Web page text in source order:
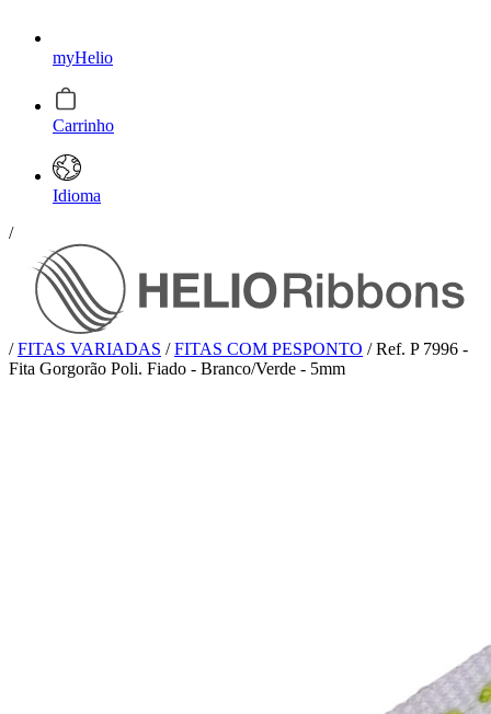
myHelio
Carrinho
Idioma
/
/ FITAS VARIADAS / FITAS COM PESPONTO / Ref. P 7996 -
Fita Gorgorão Poli. Fiado - Branco/Verde - 5mm